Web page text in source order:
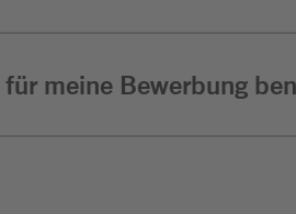
meine Bewerbung